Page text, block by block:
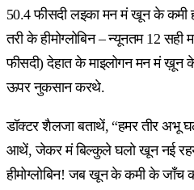
50.4 फीसदी लइका मन मं खून के कमी
तरी के हीमोग्लोबिन – न्यूनतम 12
फीसदी) देहात के माइलोगन मन मं
ऊपर नुकसान करथे.
डॉक्टर शैलजा बताथें, “हमर तीर अभू
आथें, जेकर मं बिल्कुले घलो खून नई रहय
हीमोग्लोबिन! जब खून के कमी के जाँच